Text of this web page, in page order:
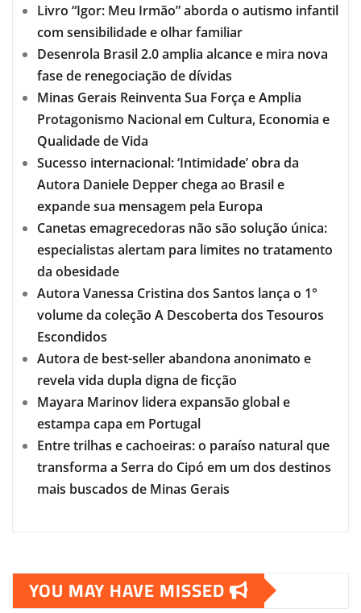
Livro “Igor: Meu Irmão” aborda o autismo infantil
com sensibilidade e olhar familiar
Desenrola Brasil 2.0 amplia alcance e mira nova
fase de renegociação de dívidas
Minas Gerais Reinventa Sua Força e Amplia
Protagonismo Nacional em Cultura, Economia e
Qualidade de Vida
Sucesso internacional: ‘Intimidade’ obra da
Autora Daniele Depper chega ao Brasil e
expande sua mensagem pela Europa
Canetas emagrecedoras não são solução única:
especialistas alertam para limites no tratamento
da obesidade
Autora Vanessa Cristina dos Santos lança o 1°
volume da coleção A Descoberta dos Tesouros
Escondidos
Autora de best-seller abandona anonimato e
revela vida dupla digna de ficção
Mayara Marinov lidera expansão global e
estampa capa em Portugal
Entre trilhas e cachoeiras: o paraíso natural que
transforma a Serra do Cipó em um dos destinos
mais buscados de Minas Gerais
YOU MAY HAVE MISSED